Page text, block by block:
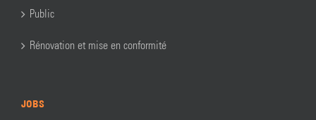
Public
Rénovation et mise en conformité
JOBS